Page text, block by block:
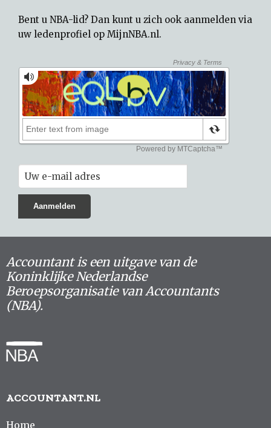
Bent u NBA-lid? Dan kunt u zich ook aanmelden via
uw ledenprofiel op MijnNBA.nl.
Accountant is een uitgave van de
Koninklijke Nederlandse
Beroepsorganisatie van Accountants
(NBA).
ACCOUNTANT.NL
Home